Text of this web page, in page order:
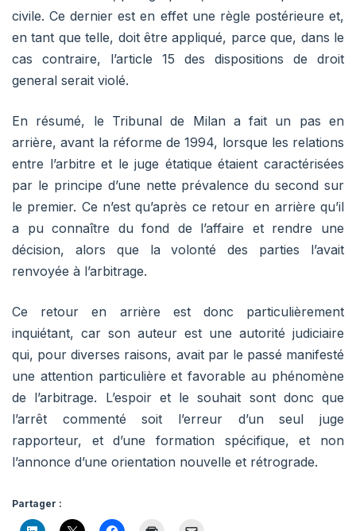
civile. Ce dernier est en effet une règle postérieure et,
en tant que telle, doit être appliqué, parce que, dans le
cas contraire, l’article 15 des dispositions de droit
general serait violé.
En résumé, le Tribunal de Milan a fait un pas en
arrière, avant la réforme de 1994, lorsque les relations
entre l’arbitre et le juge étatique étaient caractérisées
par le principe d’une nette prévalence du second sur
le premier. Ce n’est qu’après ce retour en arrière qu’il
a pu connaître du fond de l’affaire et rendre une
décision, alors que la volonté des parties l’avait
renvoyée à l’arbitrage.
Ce retour en arrière est donc particulièrement
inquiétant, car son auteur est une autorité judiciaire
qui, pour diverses raisons, avait par le passé manifesté
une attention particulière et favorable au phénomène
de l’arbitrage. L’espoir et le souhait sont donc que
l’arrêt commenté soit l’erreur d’un seul juge
rapporteur, et d’une formation spécifique, et non
l’annonce d’une orientation nouvelle et rétrograde.
Partager :